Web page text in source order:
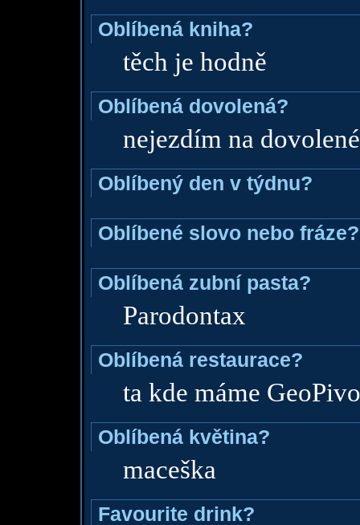
Oblíbená kniha?
těch je hodně
Oblíbená dovolená?
nejezdím na dovolené
Oblíbený den v týdnu?
Oblíbené slovo nebo fráze?
Oblíbená zubní pasta?
Parodontax
Oblíbená restaurace?
ta kde máme GeoPivo
Oblíbená květina?
maceška
Favourite drink?